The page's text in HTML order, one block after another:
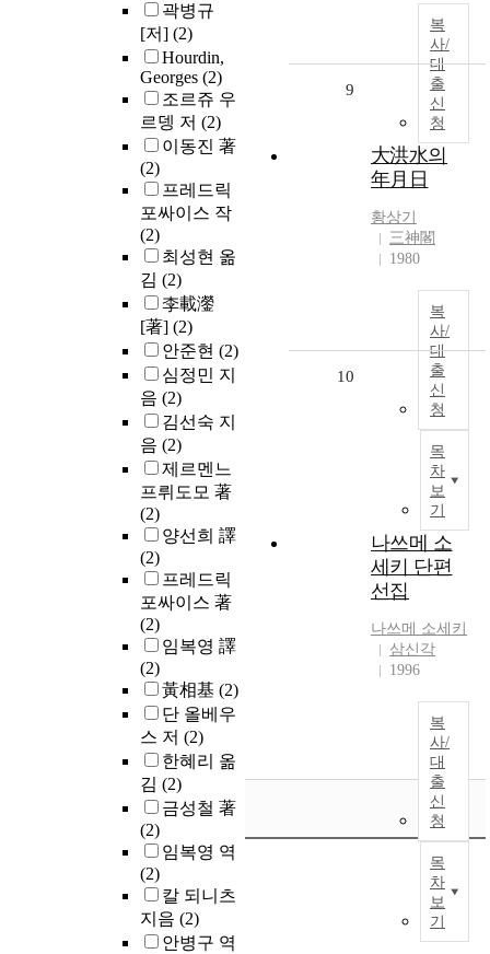
곽병규
[저] (2)
Hourdin,
Georges (2)
조르쥬 우
르뎅 저 (2)
이동진 著
(2)
프레드릭
포싸이스 작
(2)
최성현 옮
김 (2)
李載灐
[著] (2)
안준현 (2)
심정민 지
음 (2)
김선숙 지
음 (2)
제르멘느
프뤼도모 著
(2)
양선희 譯
(2)
프레드릭
포싸이스 著
(2)
임복영 譯
(2)
黃相基 (2)
단 올베우
스 저 (2)
한혜리 옮
김 (2)
금성철 著
(2)
임복영 역
(2)
칼 되니츠
지음 (2)
안병구 역
복
사/
대
출
신
청
9
大洪水의
年月日
황상기
三神閣
1980
복
사/
대
출
신
청
목
차
보
기
10
나쓰메 소
세키 단편
선집
나쓰메 소세키
삼신각
1996
복
사/
대
출
신
청
목
차
보
기